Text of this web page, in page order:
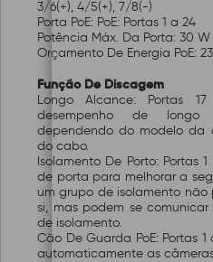
3/6(+), 4/5(+), 7/8(-)
Porta PoE: PoE: Portas 1 a 24
Potência Máx. Da Porta: 30 W
Orçamento De Energia PoE:
Função De Discagem
Longo Alcance: Portas
desempenho de
dependendo do modelo da
do cabo.
Isolamento De Porto: Portas
de porta para melhorar a
um grupo de isolamento não
si, mas podem se
de isolamento.
Cão De Guarda PoE: Portas
automaticamente as